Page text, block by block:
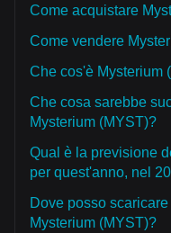
Come acquistare
Come vendere
Che cos'è Mysterium
Che cosa sarebbe
Mysterium (MYST)?
Qual è la previsione
per quest'anno, nel
Dove posso
Mysterium (MYST)?